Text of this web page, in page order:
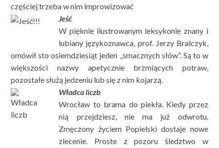
częściej trzeba w nim improwizować
Jeść
W pięknie ilustrowanym leksykonie znany i
lubiany językoznawca, prof. Jerzy Bralczyk,
omówił sto osiemdziesiąt jeden „smacznych słów”. Są to w
większości nazwy apetycznie brzmiących potraw,
pozostałe służą jedzeniu lub się z nim kojarzą.
Władca liczb
Wrocław to brama do piekła. Kiedy przez
nią przejdziesz, nie ma już odwrotu.
Zmęczony życiem Popielski dostaje nowe
zlecenie. Proste z pozoru śledztwo w